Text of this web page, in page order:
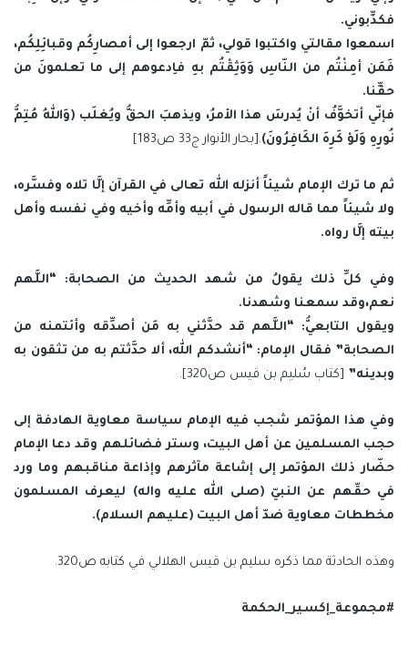
فكذِّبوني.
اسمعوا مقالتي واكتبوا قولي، ثمّ ارجعوا إلى أمصارِكُم وقبائِلِكُم،
فَمَن أمِنْتُم من النّاسِ وَوَثِقْتُم بهِ فاِدعوهم إلى ما تعلمونَ من
حقِّنا.
فإنّي أتخوَّفُ أنْ يُدرسَ هذا الأمرُ، ويذهبَ الحقُّ ويُغلَب (وَاللهُ مُتِمُّ
نُورِهِ وَلَوْ كَرِهَ الكَافِرُونَ).[بحار الأنوار ج33 ص183]
ثم ما ترك الإمام شيئاً أنزله الله تعالى في القرآن إلَّا تلاه وفسَّره،
ولا شيئاً مما قاله الرسول في أبيه وأمِّه وأخيه وفي نفسه وأهل
بيته إلَّا رواه.
وفي كلِّ ذلك يقولُ من شهد الحديث من الصحابة: “اللَّهم
نعم،وقد سمعنا وشهدنا.
ويقول التابعيُّ: “اللَّهم قد حدَّثني به مَن أصدِّقه وأئتمنه من
الصحابة” فقال الإمام: “أنشدكم الله، ألا حدَّثتم به من تثقون به
وبدينه”
[كتاب سُليم بن قيس ص320].
وفي هذا المؤتمر شجب فيه الإمام سياسة معاوية الهادفة إلى
حجب المسلمين عن أهل البيت، وستر فضائلهم وقد دعا الإمام
حضّار ذلك المؤتمر إلى إشاعة مآثرهم وإذاعة مناقبهم وما ورد
في حقّهم عن النبيّ (صلى الله عليه واله) ليعرف المسلمون
مخططات معاوية ضدّ أهل البيت (عليهم السلام).
وهذه الحادثة مما ذكره سليم بن قيس الهلالي في كتابه ص320.
#مجموعة_إكسير_الحكمة